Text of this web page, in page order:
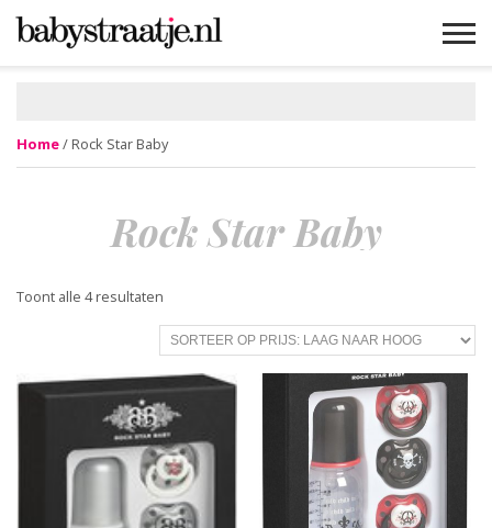
Home/ Rock Star Baby
Rock Star Baby
Toont alle 4 resultaten
op
prijs:
laag
naar
hoog